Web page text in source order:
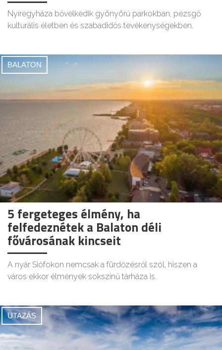
Nyíregyháza bővelkedik gyönyörű parkokban, pezsgő
kulturális életben és szabadidős tevékenységekben.
BALATON
5 fergeteges élmény, ha
felfedeznétek a Balaton déli
fővárosának kincseit
A nyár Siófokon nemcsak a fürdőzésről szól, hiszen a
város ekkor élmények sokszínű tárháza is.
UTAZÁS